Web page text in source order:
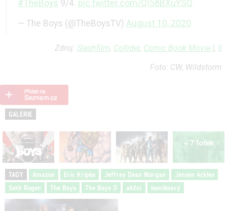
#TheBoys 9/4. pic.twitter.com/QI58BXuYSQ
— The Boys (@TheBoysTV) August 10, 2020
Zdroj: Slashfilm, Collider, Comic Book Movie I, II
Foto: CW, Wildstorm
GALERIE
+ 7 fotek
TAGY Amazon Eric Kripke Jeffrey Dean Morgan
Jensen Ackles
Seth Rogen
The Boys The Boys 3 akční komikosvý